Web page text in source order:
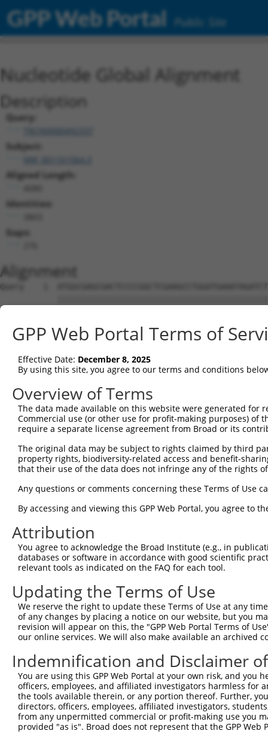
GPP Web Portal Public Site
Nucleotide Global Alignment
Description
Query:
Subject:
Aligned Length:
Identities:
Gaps:
Alignment
Query    1  ATGGCGAGCGACTCCCCGGCTCGAAGCCTGGATGAAATAGATCTCTCGGCTCTGAGGGACCCCGCAGGGATCTT  74
            ||||||||||||||||||||||||||||||||||||||||||||||||||||||||||||||||||||||||||
Sbjct    1  ATGGCGAGCGACTCCCCGGCTCGAAGCCTGGATGAAATAGATCTCTCGGCTCTGAGGGACCCCGCAGGGATCTT  74

Query   75  TGAATTGGTGGAACTTGTTGGAAATGGAACATACGGGCAAGTTTATAAGGGTCGTCATGTCAAAACGGGCCAGC  148
            ||||||||||||||||||||||||||||||||||||||||||||||||||||||||||||||||||||||||||
Sbjct   75  TGAATTGGTGGAACTTGTTGGAAATGGAACATACGGGCAAGTTTATAAGGGTCGTCATGTCAAAACGGGCCAGC  148

Query  149  TTGCAGCCATCAAGGTTATGGATGTCACAGGGGATGAAGAGGAAGAAATCAAACAAGAAATTAACATGTTGAAG  222
            ||||||||||||||||||||||||||||||||||||||||||||||||||||||||||||||||||||||||||
Sbjct  149  TTGCAGCCATCAAGGTTATGGATGTCACAGGGGATGAAGAGGAAGAAATCAAACAAGAAATTAACATGTTGAAG  222

Query  223  AAATATTCTCATCACCGGAATATTGCTACATACTATGGTGCTTTTATCAAAAAGAACCCACCAGGCATGGATGA  296
            ||||||||||||||||||||||||||||||||||||||||||||||||||||||||||||||||||||||||||
Sbjct  223  AAATATTCTCATCACCGGAATATTGCTACATACTATGGTGCTTTTATCAAAAAGAACCCACCAGGCATGGATGA  296

Query  297  CCAACTTTGGTTGGTGATGGAGTTTTGTGGTGCTGGCTCTGTCACCGACCTGATCAAGAACACAAAAGGTAACA  370
            ||||||||||||||||||||||||||||||||||||||||||||||||||||||||||||||||||||||||||
Sbjct  297  CCAACTTTGGTTGGTGATGGAGTTTTGTGGTGCTGGCTCTGTCACCGACCTGATCAAGAACACAAAAGGTAACA  370

Query  371  CGTTGAAAGAGGAGTGGATTGCATACATCTGCAGGGAAATCTTACGGGGGCTGAGTCACCTGCACCAGCATAAA  444
            ||||||||||||||||||||||||||||||||||||||||||||||||||||||||||||||||||||||||||
Sbjct  371  CGTTGAAAGAGGAGTGGATTGCATACATCTGCAGGGAAATCTTACGGGGGCTGAGTCACCTGCACCAGCATAAA  444

Query  445  GTGATTCATCGAGATATTAAAGGGCAAAATGTCTTGCTGACTGAAAATGCAGAAGTTAAACTAGTGGACTTTGG  518
            ||||||||||||||||||||||||||||||||||||||||||||||||||||||||||||||||||||||||||
Sbjct  445  GTGATTCATCGAGATATTAAAGGGCAAAATGTCTTGCTGACTGAAAATGCAGAAGTTAAACTAGTGGACTTTGG  518

Query  519  AGTCAGTGCTCAGCTTGATCGAACAGTGGGCAGGAGGAATACTTTCATTGGAACTCCCTACTGGATGGCACCAG  592
            ||||||||||||||||||||||||||||||||||||||||||||||||||||||||||||||||||||||||||
Sbjct  519  AGTCAGTGCTCAGCTTGATCGAACAGTGGGCAGGAGGAATACTTTCATTGGAACTCCCTACTGGATGGCACCAG  592

Query  593  AAGTTATTGCCTGTGATGAAAACCCAGATGCCACATATGATTTCAAGAGTGACTTGTGGTCTTTGGGTATCACC  666
            ||||||||||||||||||||||||||||||||||||||||||||||||||||||||||||||||||||||||||
Sbjct  593  AAGTTATTGCCTGTGATGAAAACCCAGATGCCACATATGATTTCAAGAGTGACTTGTGGTCTTTGGGTATCACC  666

Query  667  GCCATTGAAATGGCAGAAGGTGCTCCCCCTCTCTGTGACATGCACCCCATGAGAGCTCTCTTCCTCATCCCCCG  740
            ||||||||||||||||||||||||||||||||||||||||||||||||||||||||||||||||||||||||||
Sbjct  667  GCCATTGAAATGGCAGAAGGTGCTCCCCCTCTCTGTGACATGCACCCCATGAGAGCTCTCTTCCTCATCCCCCG  740

Query  741  GAACCCAGCGCCTCGGCTGAAGTCTAAGAAGTGGTCAAAAAAATTCCAGTCATTTATTGAGAGCTGCTTGGTAA  814
            ||||||||||||||||||||||||||||||||||||||||||||||||||||||||||||||||||||||||||
Sbjct  741  GAACCCAGCGCCTCGGCTGAAGTCTAAGAAGTGGTCAAAAAAATTCCAGTCATTTATTGAGAGCTGCTTGGTAA  814

Query  815  AGAATCACAGCCAGCGACCAGCAACAGAACAATTGATGAAGCATCCATTTATACGAGACCAACCTAATGAGCGA  888
            ||||||||||||||||||||||||||||||||||||||||||||||||||||||||||||||||||||||||||
Sbjct  815  AGAATCACAGCCAGCGACCAGCAACAGAACAATTGATGAAGCATCCATTTATACGAGACCAACCTAATGAGCGA  888

Query  889  CAGGTCCGCATTCAACTCAAGGACCATATTGATAGAACAAAGAAGAAGCGAGGAGAAAAAGATGAGACAGAGTA  962
            ||||||||||||||||||||||||||||||||||||||||||||||||||||||||||||||||||||||||||
Sbjct  889  CAGGTCCGCATTCAACTCAAGGACCATATTGATAGAACAAAGAAGAAGCGAGGAGAAAAAGATGAGACAGAGTA  962

Query  963  TGAGTACAGTGGAAGTGAGGAAGAAGAGGAGGAGAATGACTCAGGAGAGCCCAGCTCCATCCTGAATCTGCCAG  1036
            ||||||||||||||||||||||||||||||||||||||||||||||||||||||||||||||||||||||||||
Sbjct  963  TGAGTACAGTGGAAGTGAGGAAGAAGAGGAGGAGAATGACTCAGGAGAGCCCAGCTCCATCCTGAATCTGCCAG  1036

Query 1037  GGGAGTCGACGCTGCGGAGGGACTTTCTGAGGCTGCAGCTGGCCAACAAGGAGCGTTCTGAGGCCCTACGGAGG  1110
            ||||||||||||||||||||||||||||||||||||||||||||||||||||||||||||||||||||||||||
Sbjct 1037  GGGAGTCGACGCTGCGGAGGGACTTTCTGAGGCTGCAGCTGGCCAACAAGGAGCGTTCTGAGGCCCTACGGAGG  1110

Query 1111  CAGCAGCTGGAGCAGCAGCAGCGGGAGAATGAGGAGCACAAGCGGCAGCTGCTGGCCGAGCGTCAGAAGCGCAT  1184
            ||||||||||||||||||||||||||||||||||||||||||||||||||||||||||||||||||||||||||
Sbjct 1111  CAGCAGCTGGAGCAGCAGCAGCGGGAGAATGAGGAGCACAAGCGGCAGCTGCTGGCCGAGCGTCAGAAGCGCAT  1184

Query 1185  CGAGGAGCAGAAAGAGCAGAGGCGGCGGCTGGAGGAGCAACAAAGGCGAGAGAAGGAGCTGCGGAAGCAGCAGG  1258
            ||||||||||||||||||||||||||||||||||||||||||||||||||||||||||||||||||||||||||
Sbjct 1185  CGAGGAGCAGAAAGAGCAGAGGCGGCGGCTGGAGGAGCAACAAAGGCGAGAGAAGGAGCTGCGGAAGCAGCAGG  1258

Query 1259  AGAGGGAGCAGCGCCGGCACTATGAGGAGCAGATGCGCCGGGAGGAGGAGAGGAGGCGTGCGGAGCATGAACA-  1331
            ||||||||||||||||||||||||||||||||||||||||||||||||||||||||||||||||||||||||| 
Sbjct 1259  AGAGGGAGCAGCGCCGGCACTATGAGGAGCAGATGCGCCGGGAGGAGGAGAGGAGGCGTGCGGAGCATGAACAG  1332

Query 1332  --------------------------------------------------------------------------  1331
                                                                                      
Sbjct 1333  GAATACATCAGGCGACAGTTAGAGGAGGAGCAGAGACAGTTAGAGATCTTGCAGCAGCAGCTACTGCATGAACA  1406

Query 1332  ------------GGAATATAAGCGCAAACAATTGGAAGAACAGAGACAAGCAGAAAGACTGCAGAGGCAGCTAA  1393
                        ||||||||||||||||||||||||||||||||||||||||||||||||||||||||||||||
Sbjct 1407  AGCTCTACTTCTGGAATATAAGCGCAAACAATTGGAAGAACAGAGACAAGCAGAAAGACTGCAGAGGCAGCTAA  1480

Query 1394  AGCAAGAAAGAGACTACTTAGTTTCCCTTCAGCATCAGCGGCAGGAGCAGAGGCCTGTGGAGAAGAAGCCACTG  1467
            ||||||||||||||||||||||||||||||||||||||||||||||||||||||||||||||||||||||||||
Sbjct 1481  AGCAAGAAAGAGACTACTTAGTTTCCCTTCAGCATCAGCGGCAGGAGCAGAGGCCTGTGGAGAAGAAGCCACTG  1554

Query 1468  TACCATTACAAAGAAGGAATGAGTCCTAGTGAGAAGCCAGCATGGGCCAAGGAGGTAGAAGAACGGTCAAGGCT  1541
            ||||||||||||||||||||||||||||||||||||||||||||||||||||                      
Sbjct 1555  TACCATTACAAAGAAGGAATGAGTCCTAGTGAGAAGCCAGCATGGGCCAAGG----------------------  1606

Query 1542
GPP Web Portal Terms of
Effective Date: December 8, 2025
By using this site, you agree to our terms and conditions
Overview of Terms
The data made available on this website were generated
Commercial use (or other use for profit-making purposes) of
require a separate license agreement from Broad or its
The original data may be subject to rights claimed by third
property rights, biodiversity-related access and benefit-
that their use of the data does not infringe any of the rights
Any questions or comments concerning these Terms of Use
By accessing and viewing this GPP Web Portal, you agree to
Attribution
You agree to acknowledge the Broad Institute (e.g., in
databases or software in accordance with good scientific
relevant tools as indicated on the FAQ for each tool.
Updating the Terms of Use
We reserve the right to update these Terms of Use at any
of any changes by placing a notice on our website, but you
revision will appear on this, the "GPP Web Portal Terms of
our online services. We will also make available an archived
Indemnification and Disclaimer
You are using this GPP Web Portal at your own risk, and
officers, employees, and affiliated investigators harmless for
the tools available therein, or any portion thereof. Further,
directors, officers, employees, affiliated investigators,
from any unpermitted commercial or profit-making use you
provided "as is". Broad does not represent that the GPP